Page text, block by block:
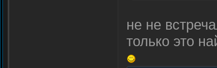
не не
только это